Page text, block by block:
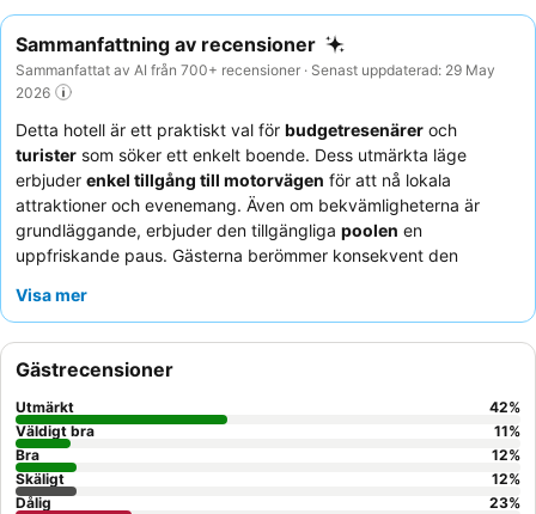
Sammanfattning av recensioner
Sammanfattat av AI från 700+ recensioner · Senast uppdaterad: 29 May
2026
Detta hotell är ett praktiskt val för budgetresenärer och
turister som söker ett enkelt boende. Dess utmärkta läge
erbjuder enkel tillgång till motorvägen för att nå lokala
attraktioner och evenemang. Även om bekvämligheterna är
grundläggande, erbjuder den tillgängliga poolen en
uppfriskande paus. Gästerna berömmer konsekvent den
bekvämligheten med närliggande restauranger och
om ett rum bort från järnvägsspåren.
Visa mer
Gästrecensioner
Utmärkt 42%
Väldigt bra
11%
Bra
12%
Skäligt
12%
Dålig
23%